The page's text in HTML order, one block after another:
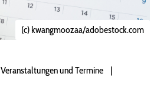
(c) kwangmoozaa/adobestock.com
Veranstaltungen und Termine